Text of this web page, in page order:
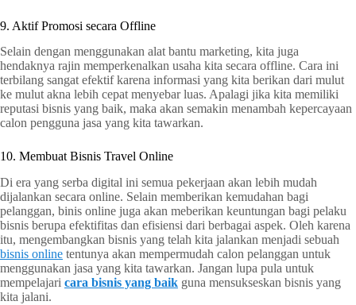
9. Aktif Promosi secara Offline
Selain dengan menggunakan alat bantu marketing, kita juga
hendaknya rajin memperkenalkan usaha kita secara offline. Cara ini
terbilang sangat efektif karena informasi yang kita berikan dari mulut
ke mulut akna lebih cepat menyebar luas. Apalagi jika kita memiliki
reputasi bisnis yang baik, maka akan semakin menambah kepercayaan
calon pengguna jasa yang kita tawarkan.
10. Membuat Bisnis Travel Online
Di era yang serba digital ini semua pekerjaan akan lebih mudah
dijalankan secara online. Selain memberikan kemudahan bagi
pelanggan, binis online juga akan meberikan keuntungan bagi pelaku
bisnis berupa efektifitas dan efisiensi dari berbagai aspek. Oleh karena
itu, mengembangkan bisnis yang telah kita jalankan menjadi sebuah
bisnis online tentunya akan mempermudah calon pelanggan untuk
menggunakan jasa yang kita tawarkan. Jangan lupa pula untuk
mempelajari cara bisnis yang baik guna mensukseskan bisnis yang
kita jalani.